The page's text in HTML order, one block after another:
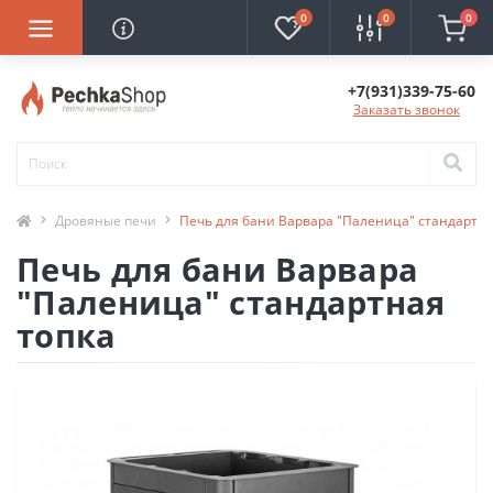
0 0 0
+7(931)339-75-60
Заказать звонок
Дровяные печи Печь для бани Варвара "Паленица"
Печь для бани Варвара
"Паленица" стандартная
топка